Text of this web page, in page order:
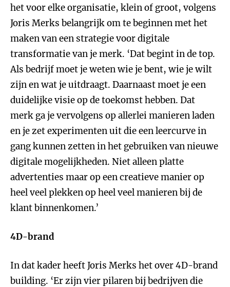
het voor elke organisatie, klein of groot, volgens
Joris Merks belangrijk om te beginnen met het
maken van een strategie voor digitale
transformatie van je merk. ‘Dat begint in de top.
Als bedrijf moet je weten wie je bent, wie je wilt
zijn en wat je uitdraagt. Daarnaast moet je een
duidelijke visie op de toekomst hebben. Dat
merk ga je vervolgens op allerlei manieren laden
en je zet experimenten uit die een leercurve in
gang kunnen zetten in het gebruiken van nieuwe
digitale mogelijkheden. Niet alleen platte
advertenties maar op een creatieve manier op
heel veel plekken op heel veel manieren bij de
klant binnenkomen.’
4D-brand
In dat kader heeft Joris Merks het over 4D-brand
building. ‘Er zijn vier pilaren bij bedrijven die